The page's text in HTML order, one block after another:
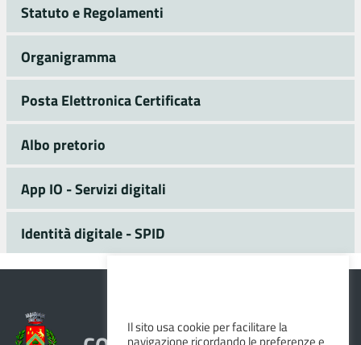
Statuto e Regolamenti
Organigramma
Posta Elettronica Certificata
Albo pretorio
App IO - Servizi digitali
Identità digitale - SPID
Il sito usa cookie per facilitare la
navigazione ricordando le preferenze e